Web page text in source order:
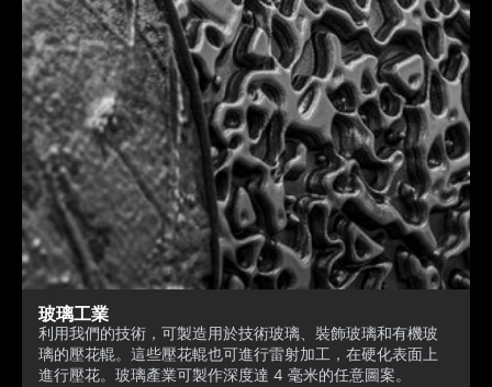
玻璃工業
利用我們的技術，可製造用於技術玻璃、裝飾玻璃和有機玻
璃的壓花輥。這些壓花輥也可進行雷射加工，在硬化表面上
進行壓花。玻璃產業可製作深度達 4 毫米的任意圖案。